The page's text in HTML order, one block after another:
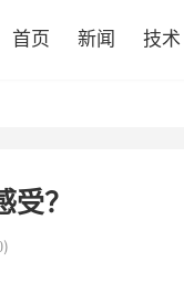
首页 新闻 技术
？
)